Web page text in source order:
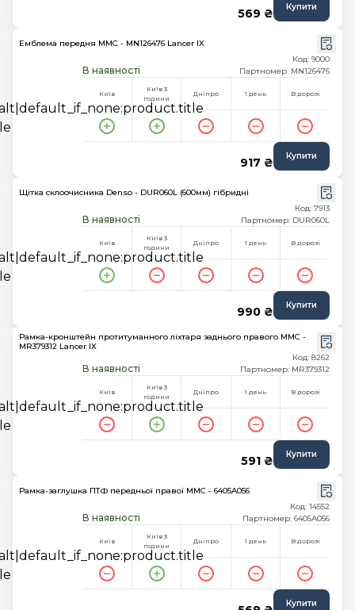
569 ₴ Купити
Емблема передня MMC - MN126476 Lancer IX
В наявності
Код: 9000
Партномер: MN126476
Київ
Київ 3
години
Дніпро 1 день В дорозі
917 ₴ Купити
Щітка склоочисника Denso - DUR060L (600мм) гібридні
В наявності
Код: 7913
Партномер: DUR060L
Київ
Київ 3
години
Дніпро 1 день В дорозі
990 ₴ Купити
Рамка-кронштейн протитуманного ліхтаря заднього правого MMC -
MR379312 Lancer IX
В наявності
Код: 8262
Партномер: MR379312
Київ
Київ 3
години
Дніпро 1 день В дорозі
591 ₴ Купити
Рамка-заглушка ПТФ передньої правої MMC - 6405A056
В наявності
Код: 14552
Партномер: 6405A056
Київ
Київ 3
години
Дніпро 1 день В дорозі
Купити